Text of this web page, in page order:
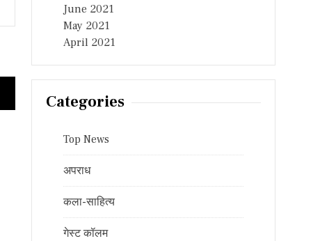
June 2021
May 2021
April 2021
Categories
Top News
अपराध
कला-साहित्य
गेस्ट कॉलम